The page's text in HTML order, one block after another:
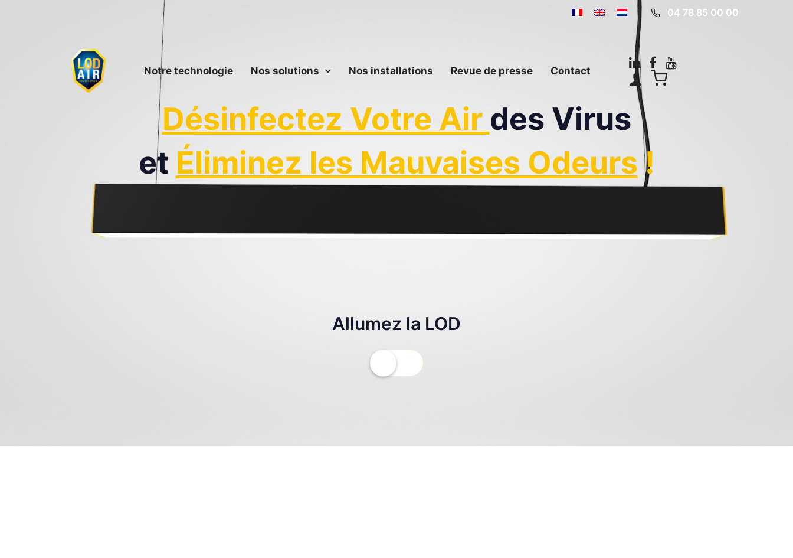
04 78 85 00 00
Notre technologie Nos solutions Nos installations Revue de presse Contact
Désinfectez Votre Air des Virus
et Éliminez les Mauvaises Odeurs!
Allumez la LOD